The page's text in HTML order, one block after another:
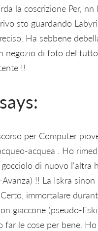
la coscrizione Per,
sto guardando
Ha sebbene
negozio di foto del
!!
per Computer
acquea . Ho
di nuovo l'altra
!! La Iskra
immortalare
giaccone (pseudo-
far le cose per bene.